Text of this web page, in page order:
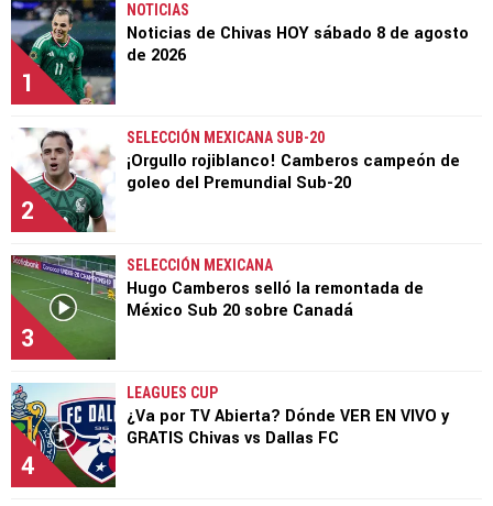
1
NOTICIAS
Noticias de Chivas HOY sábado 8 de agosto
de 2026
2
SELECCIÓN MEXICANA SUB-20
¡Orgullo rojiblanco! Camberos campeón de
goleo del Premundial Sub-20
3
SELECCIÓN MEXICANA
Hugo Camberos selló la remontada de
México Sub 20 sobre Canadá
4
LEAGUES CUP
¿Va por TV Abierta? Dónde VER EN VIVO y
GRATIS Chivas vs Dallas FC